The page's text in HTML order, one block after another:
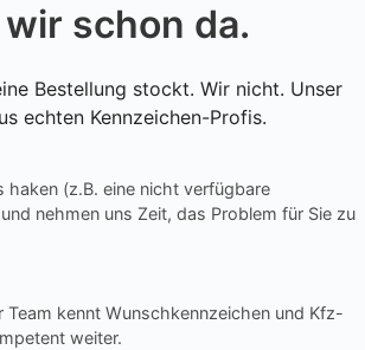
schon da.
Bestellung stockt. Wir nicht. Unser
echten Kennzeichen-Profis.
haken (z.B. eine nicht verfügbare
nehmen uns Zeit, das Problem für Sie zu
kennt Wunschkennzeichen und Kfz-
weiter.